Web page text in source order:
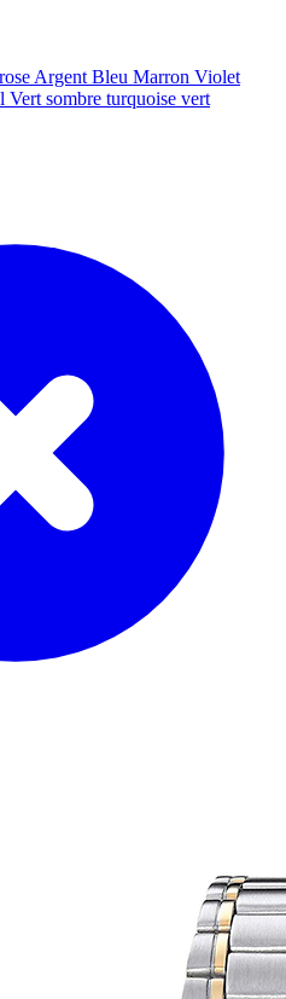
Argent Bleu Marron Violet
Vert sombre turquoise vert